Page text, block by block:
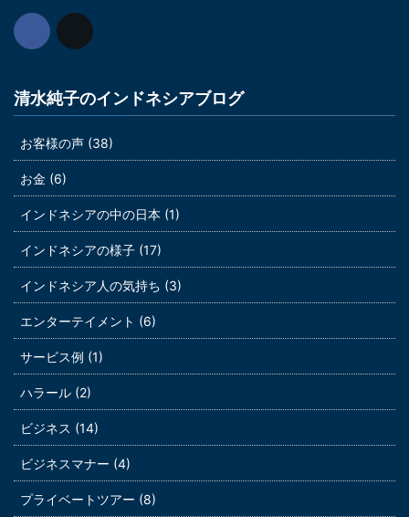
清水純子のインドネシアブログ
お客様の声 (38)
お金 (6)
インドネシアの中の日本 (1)
インドネシアの様子 (17)
インドネシア人の気持ち (3)
エンターテイメント (6)
サービス例 (1)
ハラール (2)
ビジネス (14)
ビジネスマナー (4)
プライベートツアー (8)